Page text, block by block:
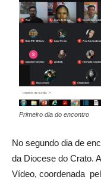
Primeiro dia do encontro
No segundo dia de
da Diocese do Crato.
Vídeo, coordenada